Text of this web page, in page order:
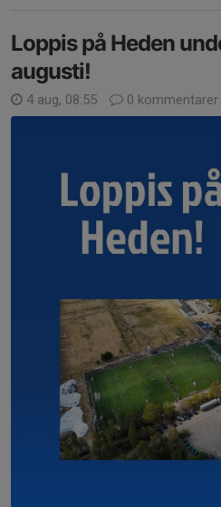
Loppis på Heden
augusti!
4 aug, 08:55 0 kommentarer